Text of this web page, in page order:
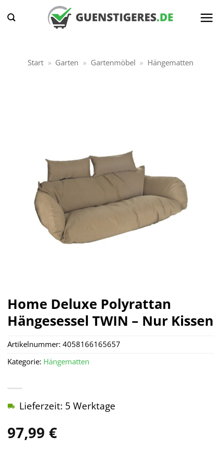
Inhalt
Start » Garten » Gartenmöbel » Hängematten
Home Deluxe Polyrattan
Hängesessel TWIN – Nur Kissen
97,99 €
Lieferzeit: 5 Werktage
Artikelnummer: 4058166165657
Kategorie: Hängematten